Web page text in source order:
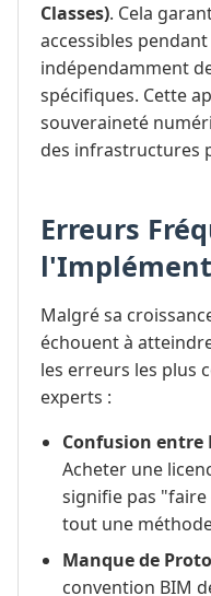
Classes). Cela
accessibles
indépendamment
spécifiques. Cette
souveraineté
des infrastructures
Erreurs
Malgré sa
échouent à
les erreurs les plus
experts :
Confusion entre
Acheter une
signifie pas "faire
tout une
Manque de
convention BIM